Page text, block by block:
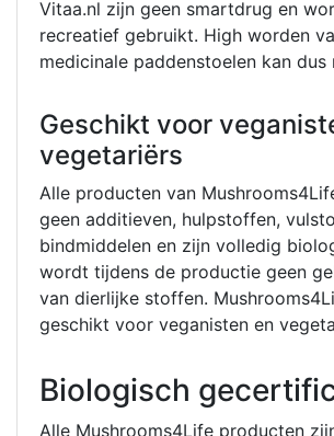
Vitaa.nl zijn geen smartdrug en
recreatief gebruikt. High worden
medicinale paddenstoelen kan dus
Geschikt voor
vegetariërs
Alle producten van
geen additieven, hulpstoffen,
bindmiddelen en zijn volledig
wordt tijdens de productie geen
van dierlijke stoffen.
geschikt voor veganisten en
Biologisch
Alle Mushrooms4Life producten